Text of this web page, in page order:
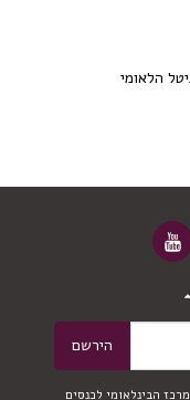
הלאומי
הירשם
הבינלאומי לכנסים